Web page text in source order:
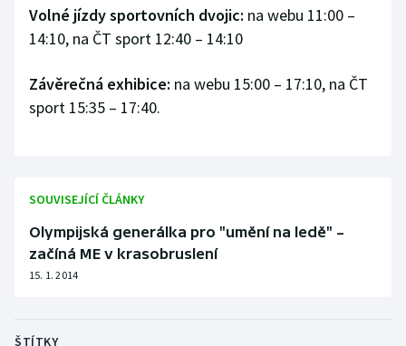
Volné jízdy sportovních dvojic: na webu 11:00 –
14:10, na ČT sport 12:40 – 14:10
Závěrečná exhibice: na webu 15:00 – 17:10, na ČT
sport 15:35 – 17:40.
SOUVISEJÍCÍ ČLÁNKY
Olympijská generálka pro "umění na ledě" –
začíná ME v krasobruslení
15. 1. 2014
ŠTÍTKY